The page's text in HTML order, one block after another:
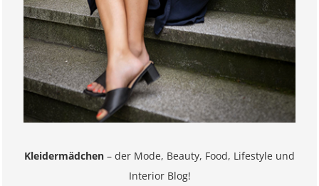
Kleidermädchen – der Mode, Beauty, Food, Lifestyle und
Interior Blog!